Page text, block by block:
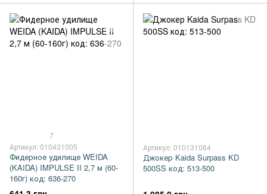
7
Артикул: 010431005
Фидерное удилище WEIDA
(KAIDA) IMPULSE II 2,7 м (60-
160г) код: 636-270
Артикул: 010131084
Джокер Kaida Surpass KD
500SS код: 513-500